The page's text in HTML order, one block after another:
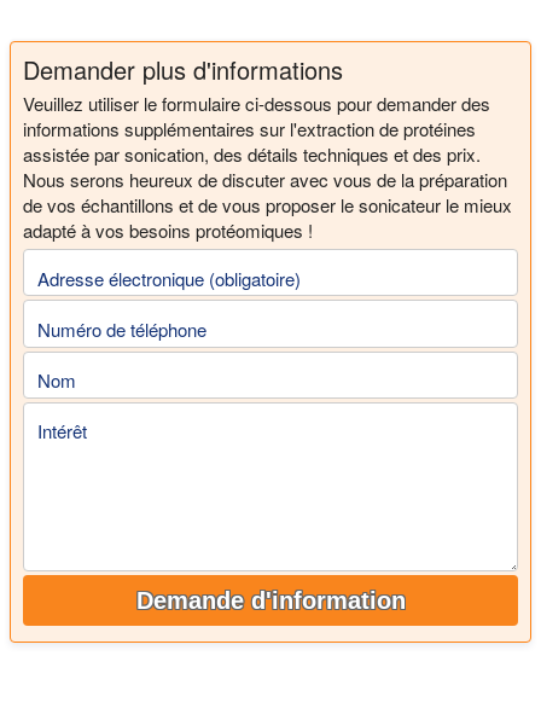
Demander plus d'informations
Veuillez utiliser le formulaire ci-dessous pour demander des
informations supplémentaires sur l'extraction de protéines
assistée par sonication, des détails techniques et des prix.
Nous serons heureux de discuter avec vous de la préparation
de vos échantillons et de vous proposer le sonicateur le mieux
adapté à vos besoins protéomiques !
Adresse électronique (obligatoire)
Numéro de téléphone
Nom
Intérêt
Demande d'information